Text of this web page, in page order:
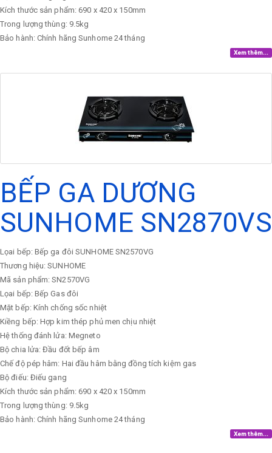
Kích thước sản phẩm: 690 x 420 x 150mm
Trong lượng thùng: 9.5kg
Bảo hành: Chính hãng Sunhome 24 tháng
Xem thêm...
BẾP GA DƯƠNG
SUNHOME SN2870VS
Lọai bếp: Bếp ga đôi SUNHOME SN2570VG
Thương hiệu: SUNHOME
Mã sản phẩm: SN2570VG
Lọai bếp: Bếp Gas đôi
Mặt bếp: Kính chống sốc nhiệt
Kiềng bếp: Hợp kim thép phủ men chịu nhiệt
Hệ thống đánh lửa: Megneto
Bộ chia lửa: Đầu đốt bếp âm
Chế độ pép hâm: Hai đầu hâm bằng đồng tích kiệm gas
Bộ điếu: Điếu gang
Kích thước sản phẩm: 690 x 420 x 150mm
Trong lượng thùng: 9.5kg
Bảo hành: Chính hãng Sunhome 24 tháng
Xem thêm...